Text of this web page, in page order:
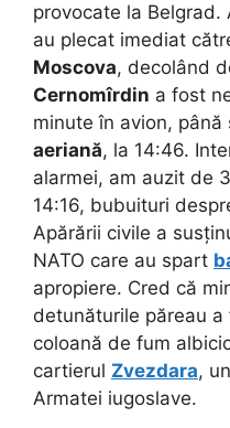
provocate la Belgrad.
au plecat imediat
Moscova, decolând
Cernomîrdin a fost
minute în avion,
aeriană, la 14:46.
alarmei, am auzit de
14:16, bubuituri
Apărării civile a
NATO care au spart
apropiere. Cred că
detunăturile păreau a
coloană de fum
cartierul Zvezdara,
Armatei iugoslave.